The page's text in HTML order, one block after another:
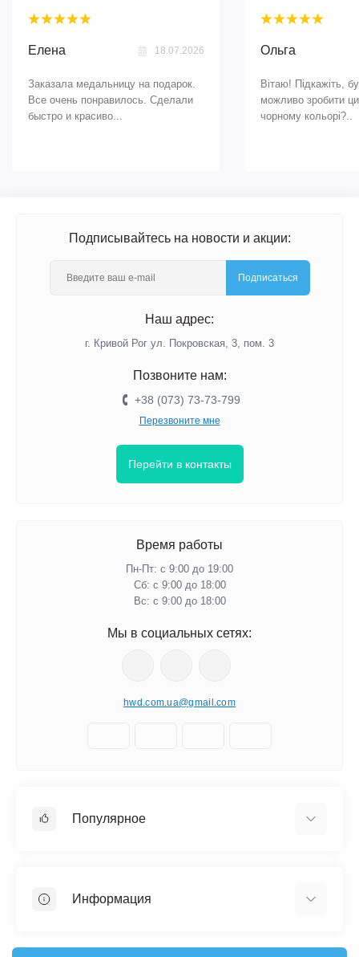
Елена 18.07.2026
Заказала медальницу на подарок.
Все очень понравилось. Сделали
быстро и красиво...
Ольга
Вітаю! Підкажіть,
можливо зробити
чорному кольорі?..
Подписывайтесь на новости и акции:
Подписаться
Наш адрес:
г. Кривой Рог ул. Покровская, 3, пом. 3
Позвоните нам:
+38 (073) 73-73-799
Перезвоните мне
Перейти в контакты
Время работы
Пн-Пт: с 9:00 до 19:00
Сб: с 9:00 до 18:00
Вс: с 9:00 до 18:00
Мы в социальных сетях:
hwd.com.ua@gmail.com
Популярное
Медальницы
Информация